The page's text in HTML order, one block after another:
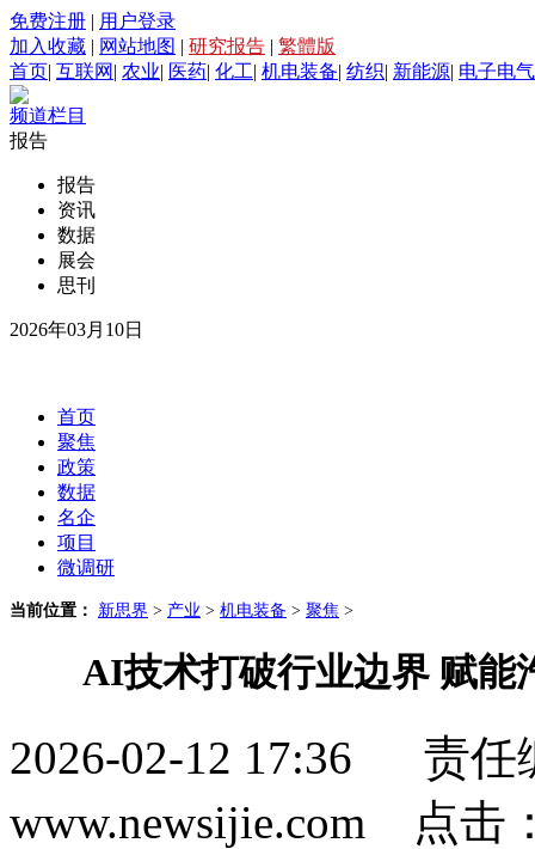
免费注册 | 用户登录
加入收藏 | 网站地图 | 研究报告 | 繁體版
首页| 互联网 | 农业| 医药| 化工| 机电装备| 纺织| 新能源| 电子电气
频道栏目
报告
报告
资讯
数据
展会
思刊
2026年03月10日
首页
聚焦
政策
数据
名企
项目
微调研
当前位置： 新思界 > 产业 > 机电装备 > 聚焦 >
AI技术打破行业边界 赋能
2026-02-12 17:36 责
www.newsijie.com 点击